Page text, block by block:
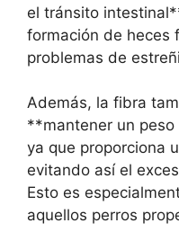
el tránsito
formación de heces
problemas de
Además, la fibra
**mantener un
ya que proporciona
evitando así el
Esto es
aquellos perros